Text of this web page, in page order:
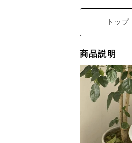
トップ
商品説明